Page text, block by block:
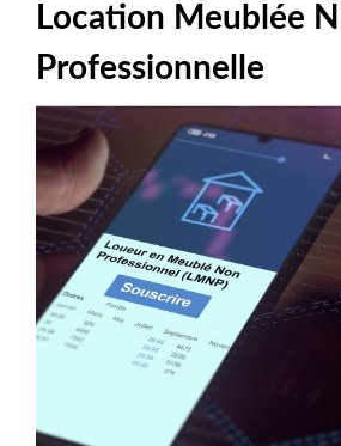
Location Meublée
Professionnelle